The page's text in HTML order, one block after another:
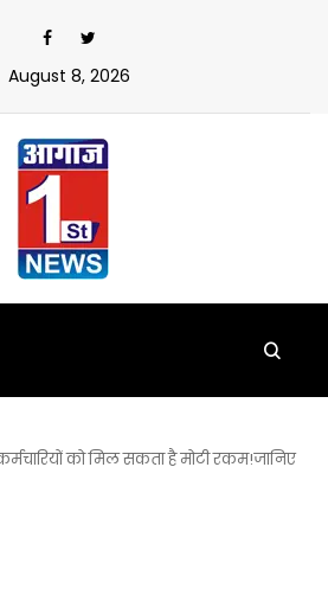
August 8, 2026
को मिल सकता है मोटी रकम!जानिए